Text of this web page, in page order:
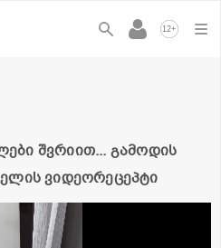
12+
შვრიით... გამოდის
ვიდეორეცეპტი